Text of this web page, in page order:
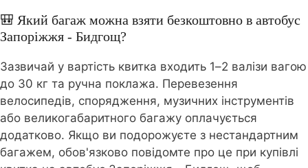
🎒 Який багаж можна взяти безкоштовно в автобус
Запоріжжя - Бидгощ?
Зазвичай у вартість квитка входить 1–2 валізи вагою
до 30 кг та ручна поклажа. Перевезення
велосипедів, спорядження, музичних інструментів
або великогабаритного багажу оплачується
додатково. Якщо ви подорожуєте з нестандартним
багажем, обов'язково повідомте про це при купівлі